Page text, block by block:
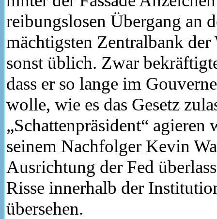
reibungslosen Übergang an
mächtigsten Zentralbank der
sonst üblich. Zwar
dass er so lange im
wolle, wie es das Gesetz
„Schattenpräsident“ agieren
seinem Nachfolger Kevin
Ausrichtung der Fed
Risse innerhalb der
übersehen.